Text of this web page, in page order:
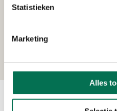
Statistieken
Marketing
Alles
Verleend
Kerkeplaat 8, 3313 LC